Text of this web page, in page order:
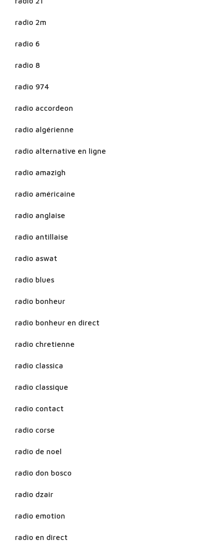
radio 2m
radio 6
radio 8
radio 974
radio accordeon
radio algérienne
radio alternative en ligne
radio amazigh
radio américaine
radio anglaise
radio antillaise
radio aswat
radio blues
radio bonheur
radio bonheur en direct
radio chretienne
radio classica
radio classique
radio contact
radio corse
radio de noel
radio don bosco
radio dzair
radio emotion
radio en direct